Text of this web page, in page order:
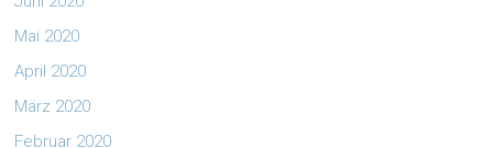
Mai 2020
April 2020
März 2020
Februar 2020